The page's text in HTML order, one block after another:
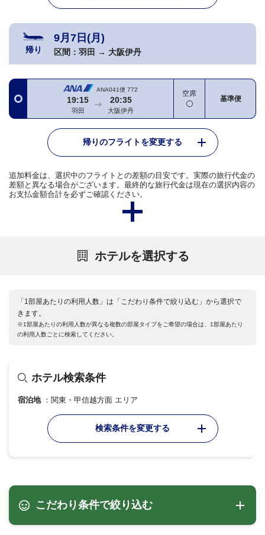
帰り
9月7日(月)
区間： 羽田 → 大阪伊丹
ANA041便 772
19:15
羽田
20:35
大阪伊丹
空席
基準便
帰りのフライトを変更する
追加料金は、選択中のフライトとの差額の目安です。実際の旅行代金の
差額と異なる場合がございます。最終的な旅行代金は現在の選択内容の
お支払金額合計を必ずご確認ください。
ホテルを選択する
「1部屋あたりの利用人数」は「こだわり条件で絞り込む」から選択で
きます。
※1部屋あたりの利用人数が異なる複数の部屋タイプをご希望の場合は、1部屋あたり
の利用人数ごとに検索してください。
ホテル検索条件
宿泊地 関東・甲信越方面 エリア
検索条件を変更する
こだわり条件で絞り込む